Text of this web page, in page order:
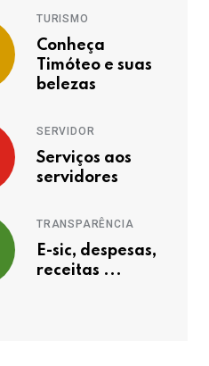
TURISMO
Conheça
Timóteo e suas
belezas
SERVIDOR
Serviços aos
servidores
TRANSPARÊNCIA
E-sic, despesas,
receitas ...